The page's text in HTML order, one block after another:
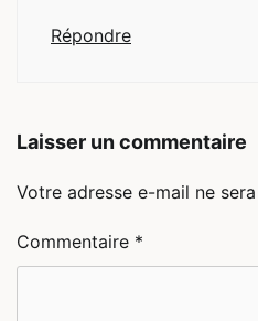
Répondre
Laisser un commentaire
Votre adresse e-mail ne
Commentaire *